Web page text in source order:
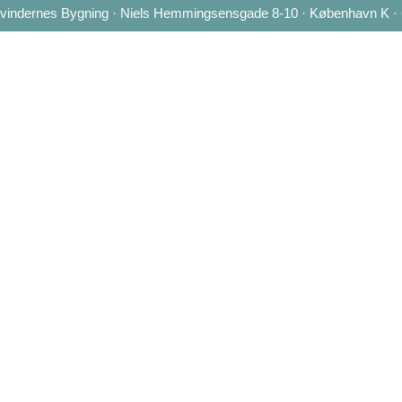
Bygning · Niels Hemmingsensgade 8-10 · København K